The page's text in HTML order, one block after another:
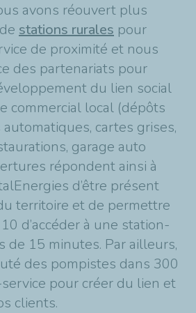
avons réouvert plus
stations rurales pour
de proximité et nous
des partenariats pour
du lien social
commercial local (dépôts
cartes grises,
garage auto
répondent ainsi à
d’être présent
territoire et de permettre
d’accéder à une station-
de 15 minutes. Par ailleurs,
des pompistes dans 300
pour créer du lien et
clients.